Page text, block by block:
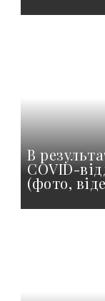
В
COVID-
(фото,